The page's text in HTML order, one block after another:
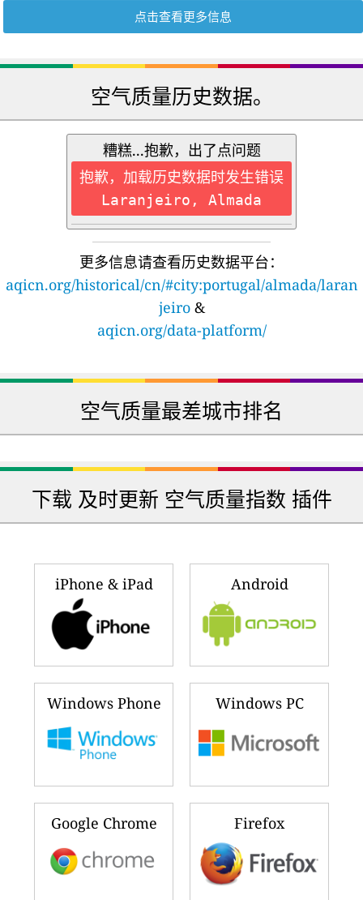
点击查看更多信息
空气质量历史数据。
糟糕...抱歉，出了点问题
抱歉，加载历史数据时发生错误
Laranjeiro, Almada
更多信息请查看历史数据平台：
aqicn.org/historical/cn/#city:portugal/almada/laran
jeiro&
aqicn.org/data-platform/
空气质量最差城市排名
下载 及时更新 空气质量指数 插件
iPhone & iPad Android
Windows Phone Windows PC
Google Chrome Firefox